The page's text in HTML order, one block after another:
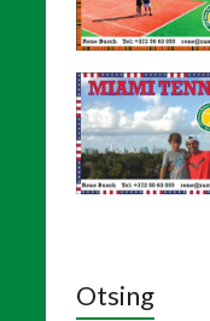
Otsing